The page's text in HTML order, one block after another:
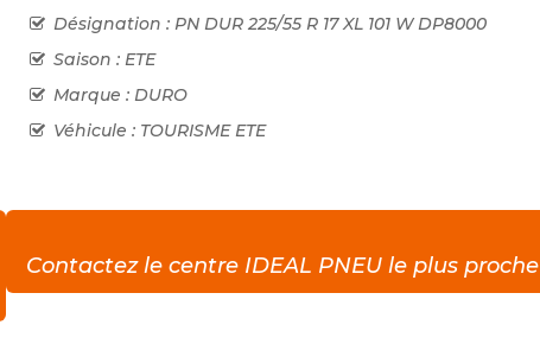
Désignation : PN DUR 225/55 R 17 XL 101 W DP8000
Saison : ETE
Marque : DURO
Véhicule : TOURISME ETE
Contactez le centre IDEAL PNEU le plus proche